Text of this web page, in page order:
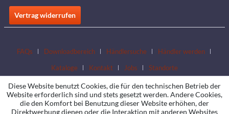
Vertrag widerrufen
FAQs Downloadbereich Händlersuche
Händler werden
Kataloge
Kontakt Jobs Standorte
Diese Website benutzt Cookies, die für den technischen Betrieb der
Website erforderlich sind und stets gesetzt werden. Andere Cookies,
die den Komfort bei Benutzung dieser Website erhöhen, der
Direktwerbung dienen oder die Interaktion mit anderen Websites